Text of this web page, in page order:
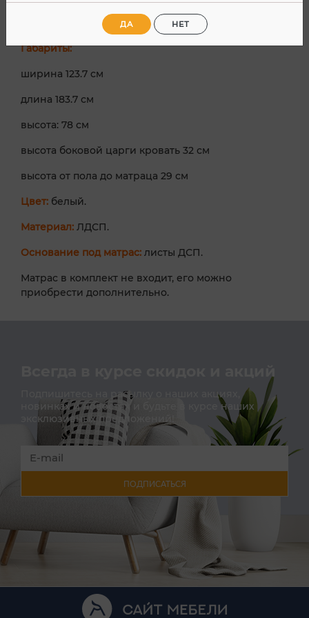
спального места 120х200 см.
Габариты:
ширина 123.7 см
длина 183.7 см
высота: 78 см
высота боковой царги кровать 32 см
высота от пола до матраца 29 см
Цвет: белый.
Материал: ЛДСП.
Основание под матрас: листы ДСП.
Матрас в комплект не входит, его можно
приобрести дополнительно.
Всегда в курсе скидок и акций
Подпишитесь на расылку о наших акциях,
новинках и новостях и будьте в курсе наших
эксклюзивных предложений!
ПОДПИСАТЬСЯ
ДА НЕТ